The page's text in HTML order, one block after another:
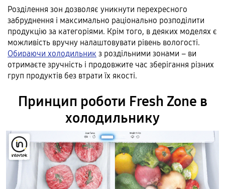
Розділення зон дозволяє уникнути перехресного
забруднення і максимально раціонально розподілити
продукцію за категоріями. Крім того, в деяких моделях є
можливість вручну налаштовувати рівень вологості.
Обираючи холодильник з роздільними зонами – ви
отримаєте зручність і продовжите час зберігання різних
груп продуктів без втрати їх якості.
Принцип роботи Fresh Zone в
холодильнику